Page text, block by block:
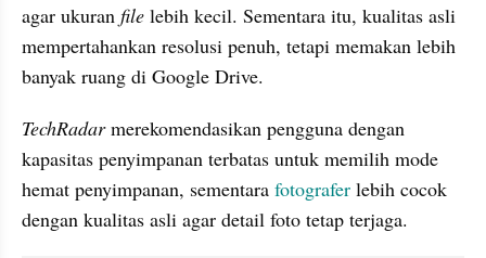
agar ukuran file lebih kecil. Sementara itu, kualitas asli
mempertahankan resolusi penuh, tetapi memakan lebih
banyak ruang di Google Drive.
TechRadar merekomendasikan pengguna dengan
kapasitas penyimpanan terbatas untuk memilih mode
hemat penyimpanan, sementara fotografer lebih cocok
dengan kualitas asli agar detail foto tetap terjaga.